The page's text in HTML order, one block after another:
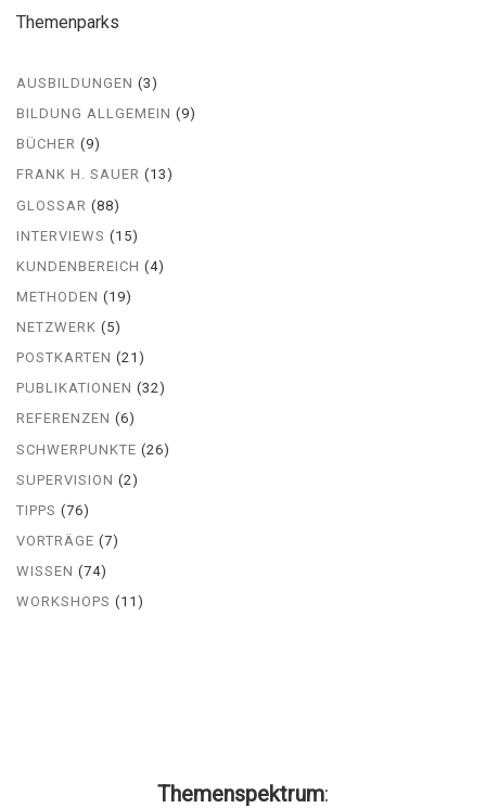
Themenparks
AUSBILDUNGEN (3)
BILDUNG ALLGEMEIN (9)
BÜCHER (9)
FRANK H. SAUER (13)
GLOSSAR (88)
INTERVIEWS (15)
KUNDENBEREICH (4)
METHODEN (19)
NETZWERK (5)
POSTKARTEN (21)
PUBLIKATIONEN (32)
REFERENZEN (6)
SCHWERPUNKTE (26)
SUPERVISION (2)
TIPPS (76)
VORTRÄGE (7)
WISSEN (74)
WORKSHOPS (11)
Themenspektrum: